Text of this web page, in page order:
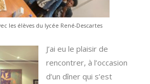
les élèves du lycée René-Descartes
J’ai eu le plaisir de
rencontrer, à l’occasion
d’un dîner qui s’est